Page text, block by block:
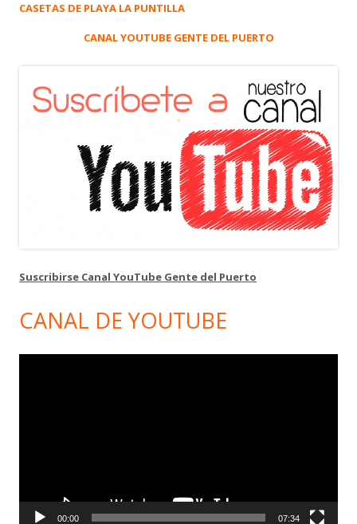
CASETAS DE PLAYA LA PUNTILLA
CANAL YOUTUBE GENTE DEL PUERTO
Suscribirse Canal YouTube Gente del Puerto
CANAL DE YOUTUBE
00:00 07:34